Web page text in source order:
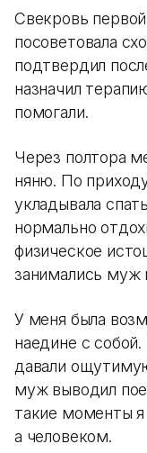
Свекровь
посоветовала
подтвердил
назначил
помогали.
Через полтора
няню. По
укладывала
нормально
физическое
занимались муж
У меня была
наедине с
давали
муж выводил
такие моменты
а человеком.